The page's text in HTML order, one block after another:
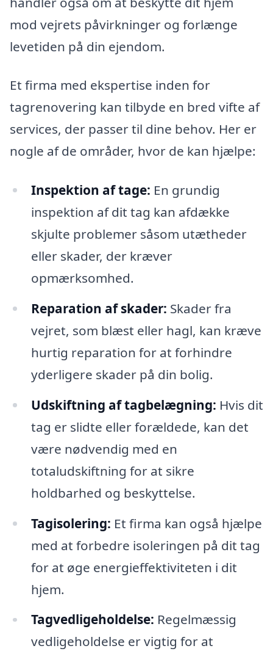
mod vejrets påvirkninger og forlænge
levetiden på din ejendom.
Et firma med ekspertise inden for
tagrenovering kan tilbyde en bred vifte af
services, der passer til dine behov. Her er
nogle af de områder, hvor de kan hjælpe:
Inspektion af tage: En grundig
inspektion af dit tag kan afdække
skjulte problemer såsom utætheder
eller skader, der kræver
opmærksomhed.
Reparation af skader: Skader fra
vejret, som blæst eller hagl, kan kræve
hurtig reparation for at forhindre
yderligere skader på din bolig.
Udskiftning af tagbelægning: Hvis dit
tag er slidte eller forældede, kan det
være nødvendig med en
totaludskiftning for at sikre
holdbarhed og beskyttelse.
Tagisolering: Et firma kan også hjælpe
med at forbedre isoleringen på dit tag
for at øge energieffektiviteten i dit
hjem.
Tagvedligeholdelse: Regelmæssig
vedligeholdelse er vigtig for at